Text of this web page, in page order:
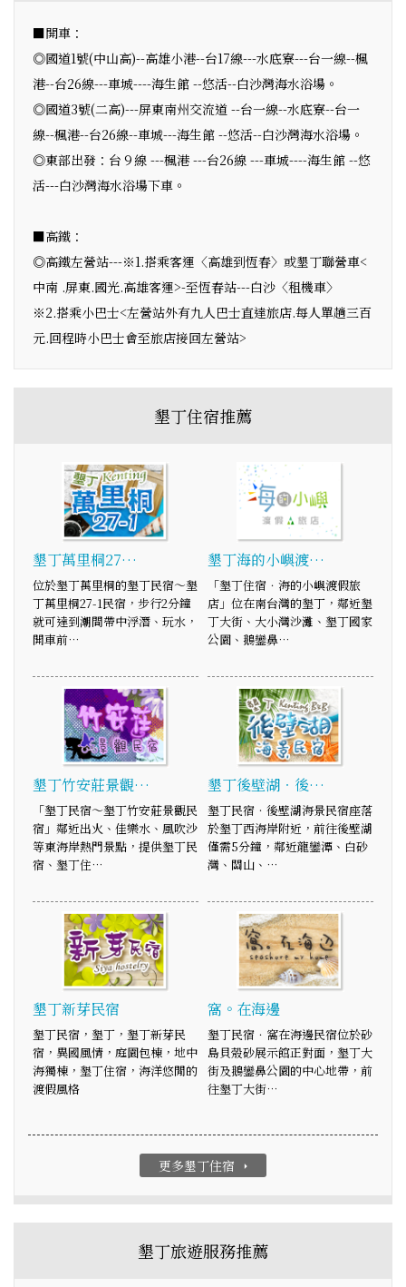
■開車：
◎國道1號(中山高)--高雄小港--台17線---水底寮---台一線--楓
港--台26線---車城----海生館 --悠活--白沙灣海水浴場。
◎國道3號(二高)---屏東南州交流道 --台一線--水底寮--台一
線--楓港--台26線--車城---海生館 --悠活--白沙灣海水浴場。
◎東部出發：台９線 ---楓港 ---台26線 ---車城----海生館 --悠
活---白沙灣海水浴場下車。
■高鐵：
◎高鐵左營站---※1.搭乘客運〈高雄到恆春〉或墾丁聯營車<
中南 .屏東.國光.高雄客運>-至恆春站---白沙〈租機車〉
※2.搭乘小巴士<左營站外有九人巴士直達旅店.每人單趟三百
元.回程時小巴士會至旅店接回左營站>
墾丁住宿推薦
墾丁萬里桐27…
位於墾丁萬里桐的墾丁民宿～墾
丁萬里桐27-1民宿，步行2分鐘
就可達到潮間帶中浮潛、玩水，
開車前…
墾丁海的小嶼渡…
「墾丁住宿．海的小嶼渡假旅
店」位在南台灣的墾丁，鄰近墾
丁大街、大小灣沙灘、墾丁國家
公園、鵝鑾鼻…
墾丁竹安莊景觀…
「墾丁民宿～墾丁竹安莊景觀民
宿」鄰近出火、佳樂水、風吹沙
等東海岸熱門景點，提供墾丁民
宿、墾丁住…
墾丁後壁湖‧後…
墾丁民宿‧後壁湖海景民宿座落
於墾丁西海岸附近，前往後壁湖
僅需5分鐘，鄰近龍鑾潭、白砂
灣、關山、…
墾丁新芽民宿
墾丁民宿，墾丁，墾丁新芽民
宿，異國風情，庭園包棟，地中
海獨棟，墾丁住宿，海洋悠閒的
渡假風格
窩。在海邊
墾丁民宿．窩在海邊民宿位於砂
島貝殼砂展示館正對面，墾丁大
街及鵝鑾鼻公園的中心地帶，前
往墾丁大街…
更多墾丁住宿 arrow_right
墾丁旅遊服務推薦